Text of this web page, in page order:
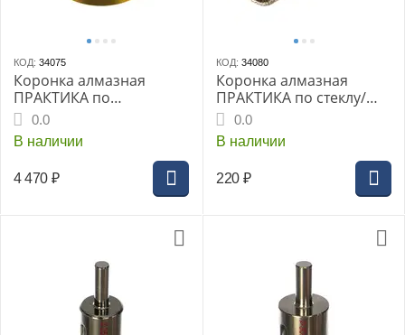
КОД: 34075
Коронка алмазная
ПРАКТИКА по
керамограниту d=82мм
(блистер) (776-201)
Эксперт
0.0
В наличии
4 470 ₽
КОД: 34080
Коронка алмазная
ПРАКТИКА по стеклу/
керамике 12мм (2шт
блистер) (777-253)
Сделай сам
0.0
В наличии
220 ₽